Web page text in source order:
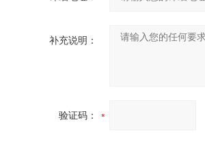
补充说明：
验证码：